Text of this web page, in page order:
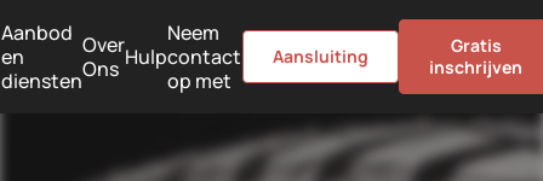
Aanbod
en
diensten
Over
Ons Hulp
Neem
contact
op met
Aansluiting
Gratis
inschrijven